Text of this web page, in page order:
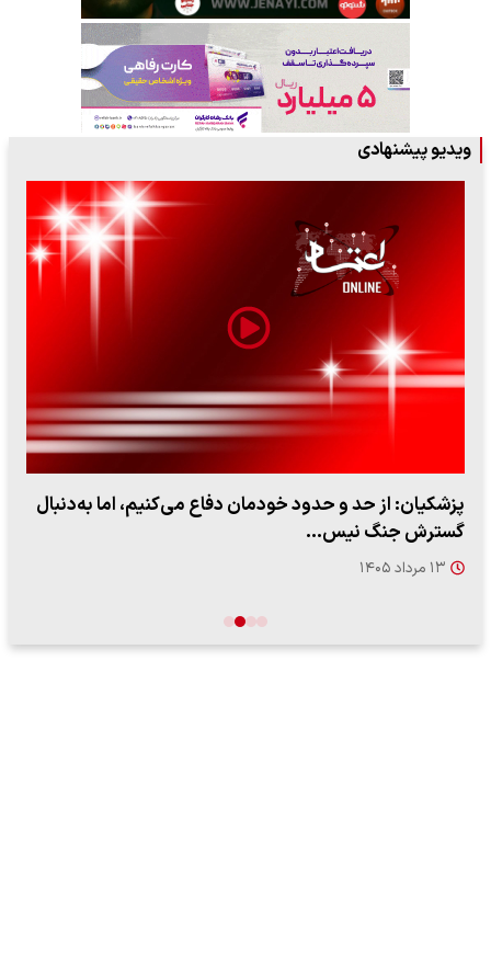
ویدیو پیشنهادی
پزشکیان: از حد و حدود خودمان دفاع می‌کنیم، اما به‌دنبال
گسترش جنگ نیس…
۱۳ مرداد ۱۴۰۵